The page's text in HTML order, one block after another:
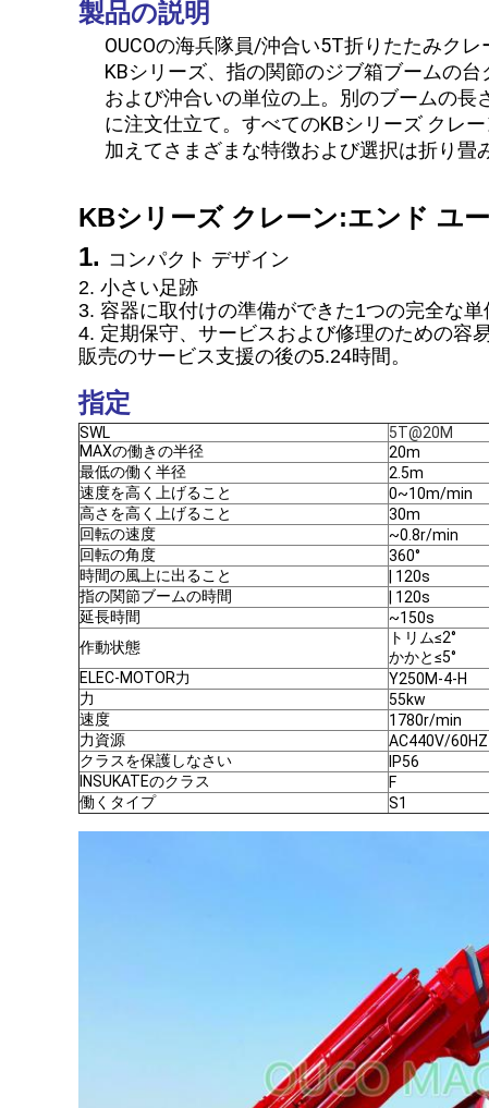
製品の説明
OUCOの海兵隊員/沖合い5T折りたたみク
KBシリーズ、指の関節のジブ箱ブームの
および沖合いの単位の上。別のブームの
に注文仕立て。すべてのKBシリーズ クレ
加えてさまざまな特徴および選択は折り畳
KBシリーズ クレーン:エンド ユ
1. コンパクト デザイン
2. 小さい足跡
3. 容器に取付けの準備ができた1つの完全な
4. 定期保守、サービスおよび修理のための容
販売のサービス支援の後の5.24時間。
指定
SWL
5T@20M
MAXの働きの半径
20m
最低の働く半径
2.5m
速度を高く上げること
0~10m/min
高さを高く上げること
30m
回転の速度
~0.8r/min
回転の角度
360°
時間の風上に出ること
| 120s
指の関節ブームの時間
| 120s
延長時間
~150s
作動状態
トリム≤2°
かかと≤5°
ELEC-MOTOR力
Y250M-4-H
力
55kw
速度
1780r/min
力資源
AC440V/60HZ
クラスを保護しなさい
IP56
INSUKATEのクラス
F
働くタイプ
S1